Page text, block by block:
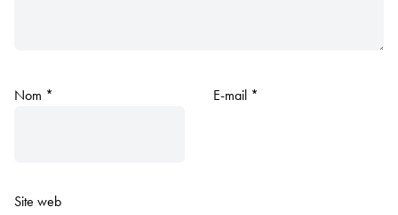
Nom * E-mail *
Site web